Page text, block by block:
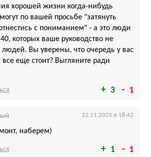
3 1
хорошей жизни когда-нибудь
по вашей просьбе "затянуть
с пониманием" - а это люди
которых ваше руководство не
людей. Вы уверены, что очередь у вас
еще стоит? Выгляните ради
1 1
наберем)
22.11.2025 в 18:42